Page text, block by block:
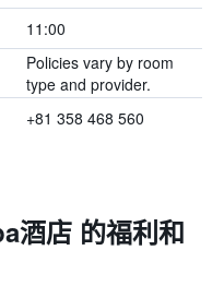
11:00
Policies vary by room
type and provider.
+81 358 468 560
酒店 的福利和